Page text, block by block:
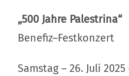
„500 Jahre Palestrina“
Benefiz–Festkonzert
Samstag – 26. Juli